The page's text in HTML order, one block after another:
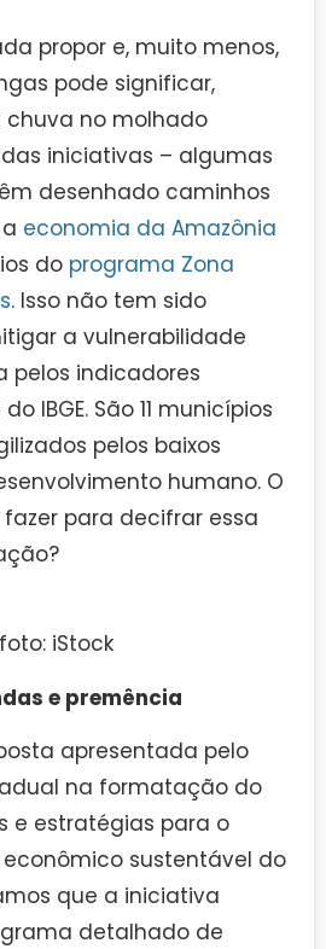
propor e, muito menos,
pode significar,
no molhado
iniciativas – algumas
desenhado caminhos
economia da Amazônia
do programa Zona
. Isso não tem sido
a vulnerabilidade
pelos indicadores
IBGE. São 11 municípios
pelos baixos
humano. O
para decifrar essa
foto: iStock
e premência
apresentada pelo
na formatação do
e estratégias para o
sustentável do
que a iniciativa
detalhado de